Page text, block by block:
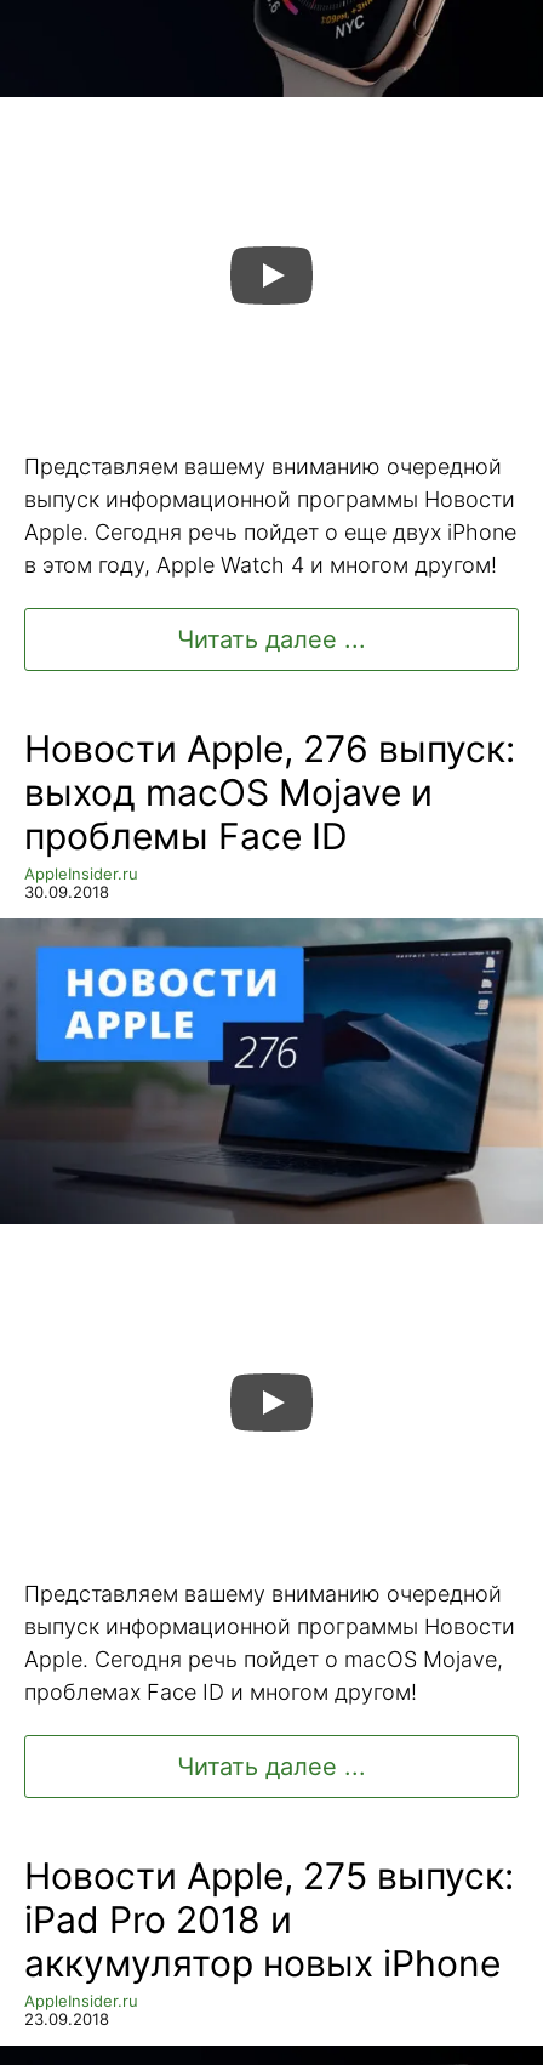
Представляем вашему вниманию очередной
выпуск информационной программы Новости
Apple. Сегодня речь пойдет о еще двух iPhone
в этом году, Apple Watch 4 и многом другом!
Читать далее ...
Новости Apple, 276 выпуск:
выход macOS Mojave и
проблемы Face ID
AppleInsider.ru
30.09.2018
Представляем вашему вниманию очередной
выпуск информационной программы Новости
Apple. Сегодня речь пойдет о macOS Mojave,
проблемах Face ID и многом другом!
Читать далее ...
Новости Apple, 275 выпуск:
iPad Pro 2018 и
аккумулятор новых iPhone
AppleInsider.ru
23.09.2018